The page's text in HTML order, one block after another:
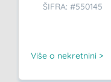
ŠIFRA: #550145
Više o nekretnini >